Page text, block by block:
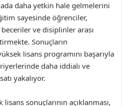
daha yetkin hale gelmelerini
sayesinde öğrenciler,
ve disiplinler arası
Sonuçların
lisans programını başarıyla
daha iddialı ve
yakalıyor.
sonuçlarının açıklanması,